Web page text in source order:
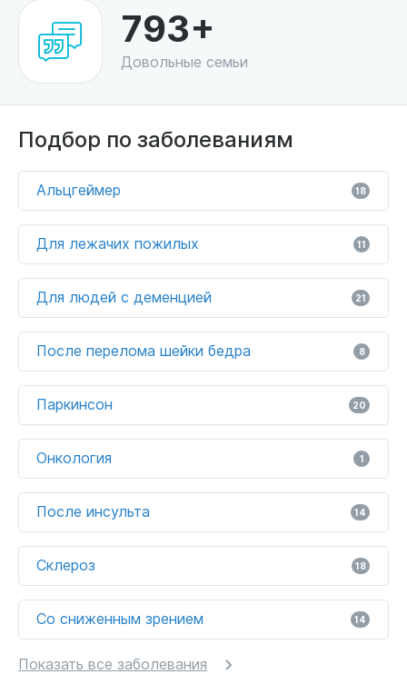
793+
Довольные семьи
Подбор по заболеваниям
Альцгеймер 18
Для лежачих пожилых 11
Для людей с деменцией 21
После перелома шейки бедра 8
Паркинсон 20
Онкология 1
После инсульта 14
Склероз 18
Со сниженным зрением 14
Показать все заболевания